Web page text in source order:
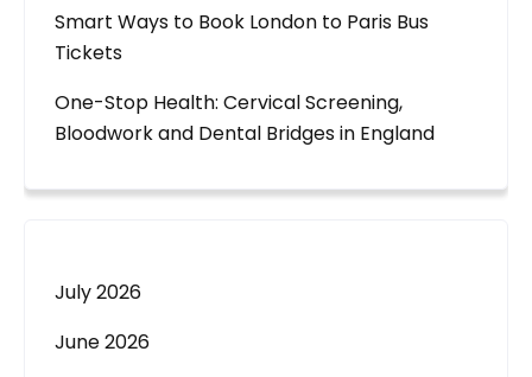
Smart Ways to Book London to Paris Bus
Tickets
One-Stop Health: Cervical Screening,
Bloodwork and Dental Bridges in England
July 2026
June 2026